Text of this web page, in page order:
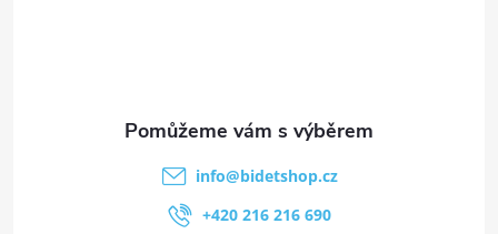
info@bidetshop.cz
+420 216 216 690